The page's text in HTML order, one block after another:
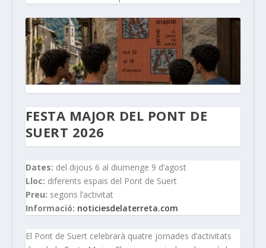
FESTA MAJOR DEL PONT DE
SUERT 2026
Dates: del dijous 6 al diumenge 9 d’agost
Lloc: diferents espais del Pont de Suert
Preu: segons l’activitat
Informació: noticiesdelaterreta.com
El Pont de Suert celebrarà quatre jornades d’activitats